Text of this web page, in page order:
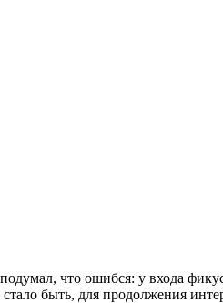
что ошибся: у входа
быть, для продолжения